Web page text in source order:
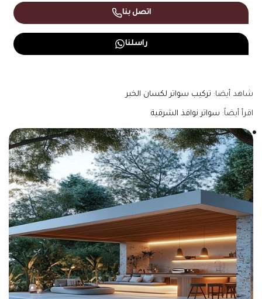
اتصل بنا
راسلنا
شاهد أيضا: تركيب سواتر لكسان الخبر
اقرأ أيضاً: سواتر نوافذ الشرقية